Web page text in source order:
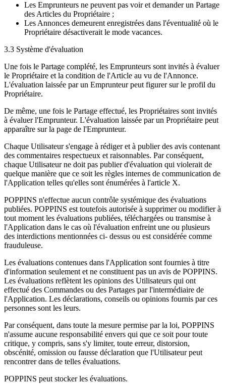
Les Emprunteurs ne peuvent pas voir et demander un Partage
des Articles du Propriétaire ;
Les Annonces demeurent enregistrées dans l'éventualité où le
Propriétaire désactiverait le mode vacances.
3.3 Système d'évaluation
Une fois le Partage complété, les Emprunteurs sont invités à évaluer
le Propriétaire et la condition de l'Article au vu de l'Annonce.
L'évaluation laissée par un Emprunteur peut figurer sur le profil du
Propriétaire.
De même, une fois le Partage effectué, les Propriétaires sont invités
à évaluer l'Emprunteur. L'évaluation laissée par un Propriétaire peut
apparaître sur la page de l'Emprunteur.
Chaque Utilisateur s'engage à rédiger et à publier des avis contenant
des commentaires respectueux et raisonnables. Par conséquent,
chaque Utilisateur ne doit pas publier d'évaluation qui violerait de
quelque manière que ce soit les règles internes de communication de
l'Application telles qu'elles sont énumérées à l'article X.
POPPINS n'effectue aucun contrôle systémique des évaluations
publiées. POPPINS est toutefois autorisée à supprimer ou modifier à
tout moment les évaluations publiées, téléchargées ou transmise à
l'Application dans le cas où l'évaluation enfreint une ou plusieurs
des interdictions mentionnées ci- dessus ou est considérée comme
frauduleuse.
Les évaluations contenues dans l'Application sont fournies à titre
d'information seulement et ne constituent pas un avis de POPPINS.
Les évaluations reflètent les opinions des Utilisateurs qui ont
effectué des Commandes ou des Partages par l'intermédiaire de
l'Application. Les déclarations, conseils ou opinions fournis par ces
personnes sont les leurs.
Par conséquent, dans toute la mesure permise par la loi, POPPINS
n'assume aucune responsabilité envers qui que ce soit pour toute
critique, y compris, sans s'y limiter, toute erreur, distorsion,
obscénité, omission ou fausse déclaration que l'Utilisateur peut
rencontrer dans de telles évaluations.
POPPINS peut stocker les évaluations.